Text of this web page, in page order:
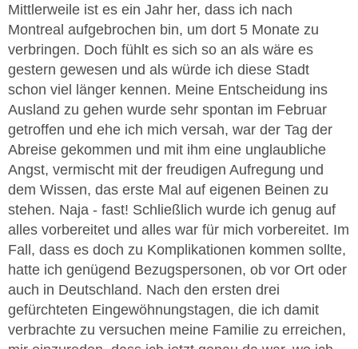
Mittlerweile ist es ein Jahr her, dass ich nach
Montreal aufgebrochen bin, um dort 5 Monate zu
verbringen. Doch fühlt es sich so an als wäre es
gestern gewesen und als würde ich diese Stadt
schon viel länger kennen. Meine Entscheidung ins
Ausland zu gehen wurde sehr spontan im Februar
getroffen und ehe ich mich versah, war der Tag der
Abreise gekommen und mit ihm eine unglaubliche
Angst, vermischt mit der freudigen Aufregung und
dem Wissen, das erste Mal auf eigenen Beinen zu
stehen. Naja - fast! Schließlich wurde ich genug auf
alles vorbereitet und alles war für mich vorbereitet. Im
Fall, dass es doch zu Komplikationen kommen sollte,
hatte ich genügend Bezugspersonen, ob vor Ort oder
auch in Deutschland. Nach den ersten drei
gefürchteten Eingewöhnungstagen, die ich damit
verbrachte zu versuchen meine Familie zu erreichen,